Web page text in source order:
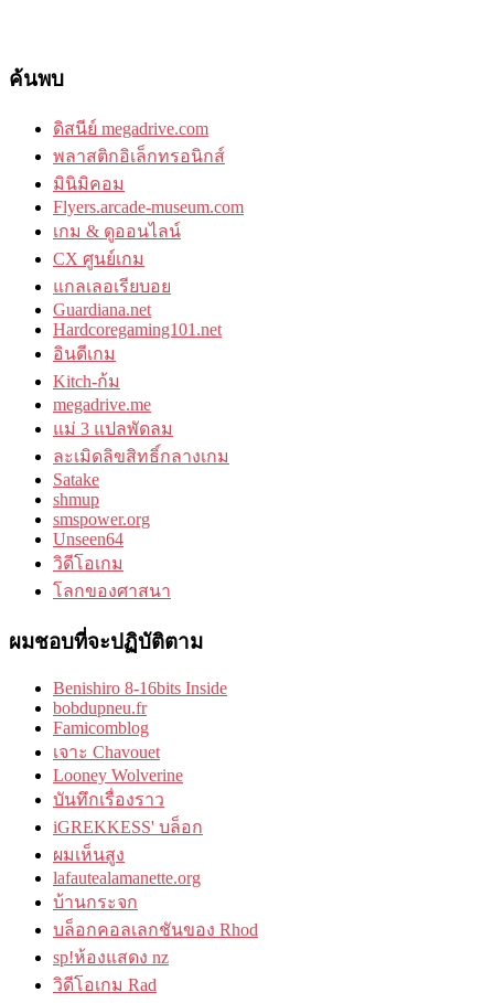
ค้นพบ
ดิสนีย์ megadrive.com
พลาสติกอิเล็กทรอนิกส์
มินิมิคอม
Flyers.arcade-museum.com
เกม & ดูออนไลน์
CX ศูนย์เกม
แกลเลอเรียบอย
Guardiana.net
Hardcoregaming101.net
อินดีเกม
Kitch-ก้ม
megadrive.me
แม่ 3 แปลพัดลม
ละเมิดลิขสิทธิ์กลางเกม
Satake
shmup
smspower.org
Unseen64
วิดีโอเกม
โลกของศาสนา
ผมชอบที่จะปฏิบัติตาม
Benishiro 8-16bits Inside
bobdupneu.fr
Famicomblog
เจาะ Chavouet
Looney Wolverine
บันทึกเรื่องราว
iGREKKESS' บล็อก
ผมเห็นสูง
lafautealamanette.org
บ้านกระจก
บล็อกคอลเลกชันของ Rhod
sp!ห้องแสดง nz
วิดีโอเกม Rad